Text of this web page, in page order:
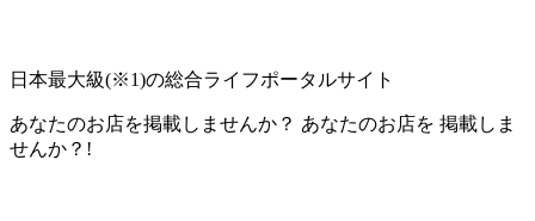
日本最大級(※1)の総合ライフポータルサイト
あなたのお店を掲載しませんか？ あなたのお店を 掲載しま
せんか？!